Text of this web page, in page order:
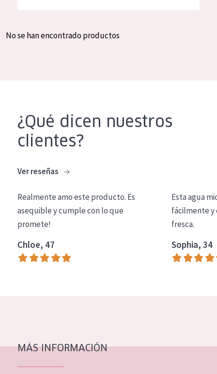
Crema de día
Crema de noche
Limpieza
COLECCIÓN
Essentials
Lift+
Piel normal y seca
Piel mixata o grasa
Spanish
No se han encontrado productos
¿Qué dicen nuestros
clientes?
Ver reseñas
Realmente amo este producto. Es
asequible y cumple con lo que
promete!
Chloe, 47
Esta agua
fácilmente y
fresca.
Sophia, 34
MÁS INFORMACIÓN